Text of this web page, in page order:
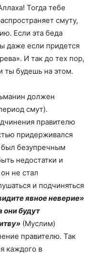
Тогда тебе
смуту,
Если эта беда
даже если придется
И так до тех пор,
ты будешь на этом.
должен
смут).
правителю
придерживался
был безупречным
недостатки и
не стал
и подчиняться
явное неверие»
они будут
(Муслим)
правителю. Так
каждого в